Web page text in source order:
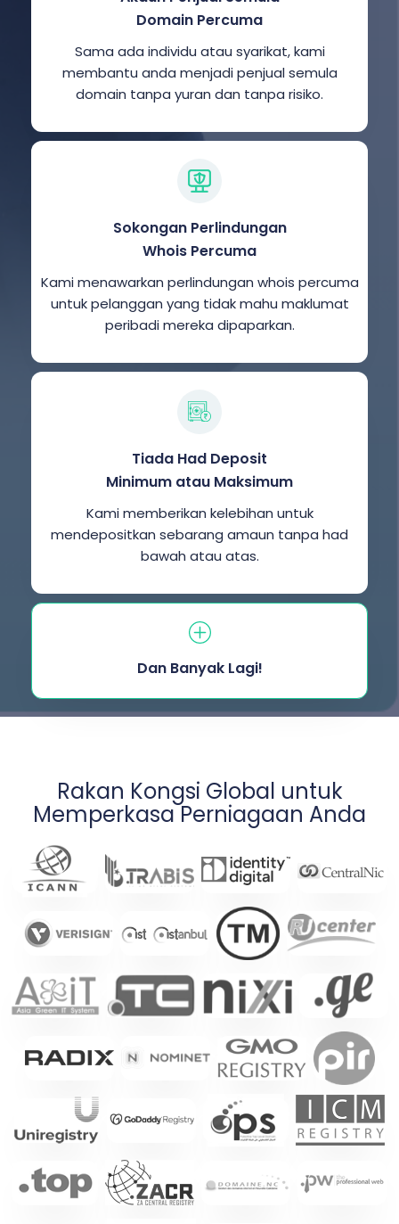
Domain Percuma
Sama ada individu atau syarikat, kami
membantu anda menjadi penjual semula
domain tanpa yuran dan tanpa risiko.
Sokongan Perlindungan
Whois Percuma
Kami menawarkan perlindungan whois percuma
untuk pelanggan yang tidak mahu maklumat
peribadi mereka dipaparkan.
Tiada Had Deposit
Minimum atau Maksimum
Kami memberikan kelebihan untuk
mendepositkan sebarang amaun tanpa had
bawah atau atas.
Dan Banyak Lagi!
Rakan Kongsi Global untuk
Memperkasa Perniagaan Anda